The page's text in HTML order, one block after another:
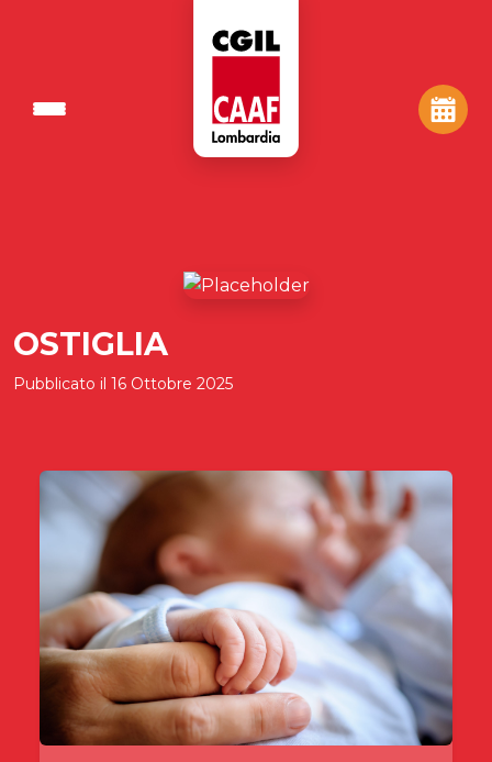
OSTIGLIA
Pubblicato il 16 Ottobre 2025